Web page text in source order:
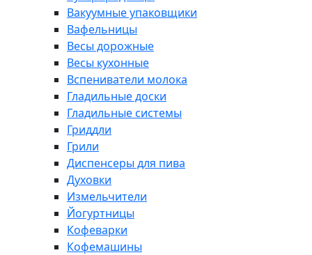
Вакуумные упаковщики
Вафельницы
Весы дорожные
Весы кухонные
Вспениватели молока
Гладильные доски
Гладильные системы
Гриддли
Грили
Диспенсеры для пива
Духовки
Измельчители
Йогуртницы
Кофеварки
Кофемашины